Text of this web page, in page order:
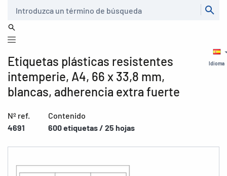
Idioma
Etiquetas plásticas resistentes
intemperie, A4, 66 x 33,8 mm,
blancas, adherencia extra fuerte
Nº ref.
4691
Contenido
600 etiquetas / 25 hojas